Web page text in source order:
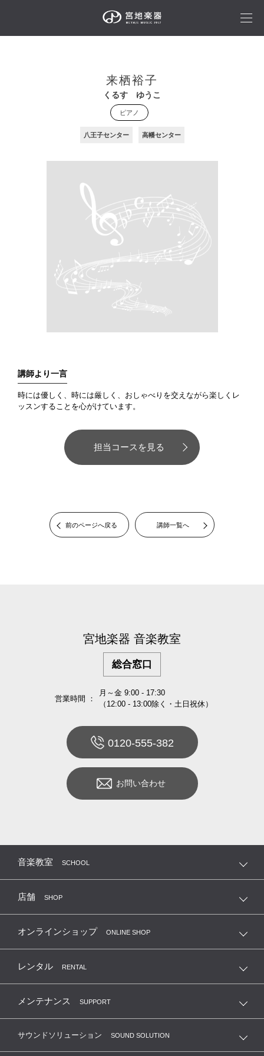
来栖裕子
くるす ゆうこ
ピアノ
八王子センター 高幡センター
講師より一言
時には優しく、時には厳しく、おしゃべりを交えながら楽しくレ
ッスンすることを心がけています。
担当コースを見る
前のページへ戻る 講師一覧へ
宮地楽器 音楽教室
総合窓口
営業時間 ：
月～金 9:00 - 17:30
（12:00 - 13:00除く・土日祝休）
0120-555-382
お問い合わせ
音楽教室 SCHOOL
店舗 SHOP
オンラインショップ ONLINE SHOP
レンタル RENTAL
メンテナンス SUPPORT
サウンドソリューション SOUND SOLUTION